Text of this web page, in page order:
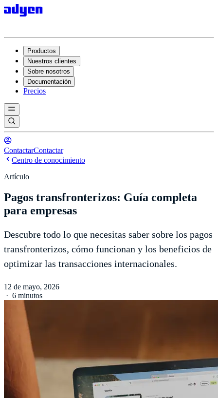
Productos
Nuestros clientes
Sobre nosotros
Documentación
Precios
ContactarContactar
Centro de conocimiento
Artículo
Pagos transfronterizos: Guía completa
para empresas
Descubre todo lo que necesitas saber sobre los pagos
transfronterizos, cómo funcionan y los beneficios de
optimizar las transacciones internacionales.
12 de mayo, 2026
· 6 minutos